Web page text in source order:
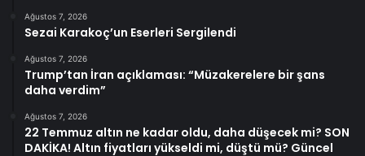
Ağustos 7, 2026
Sezai Karakoç’un Eserleri Sergilendi
Ağustos 7, 2026
Trump’tan İran açıklaması: “Müzakerelere bir şans
daha verdim”
Ağustos 7, 2026
22 Temmuz altın ne kadar oldu, daha düşecek mi? SON
DAKİKA! Altın fiyatları yükseldi mi, düştü mü? Güncel